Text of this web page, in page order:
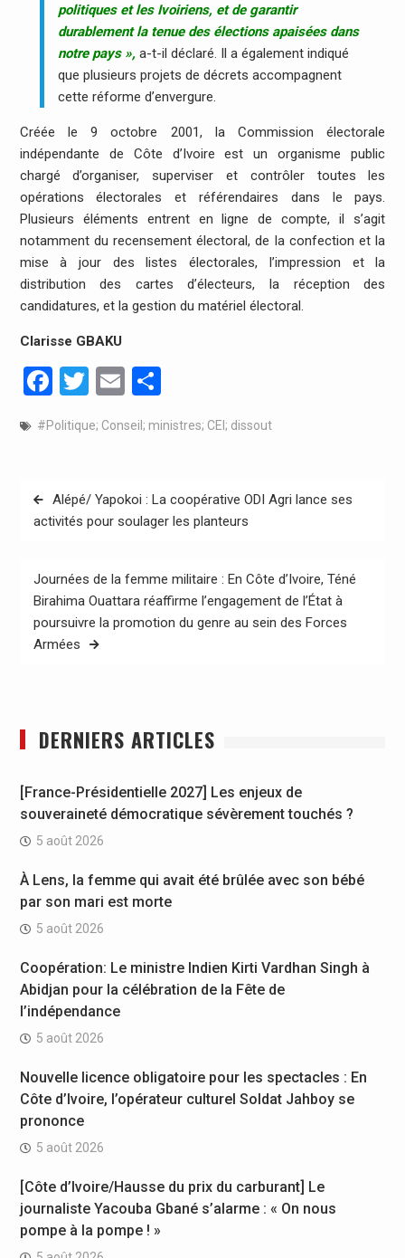
politiques et les Ivoiriens, et de garantir
durablement la tenue des élections apaisées dans
notre pays », a-t-il déclaré. Il a également indiqué
que plusieurs projets de décrets accompagnent
cette réforme d’envergure.
Créée le 9 octobre 2001, la Commission électorale
indépendante de Côte d’Ivoire est un organisme public
chargé d’organiser, superviser et contrôler toutes les
opérations électorales et référendaires dans le pays.
Plusieurs éléments entrent en ligne de compte, il s’agit
notamment du recensement électoral, de la confection et la
mise à jour des listes électorales, l’impression et la
distribution des cartes d’électeurs, la réception des
candidatures, et la gestion du matériel électoral.
Clarisse GBAKU
Facebook
Twitter
Email
#Politique; Conseil; ministres; CEI; dissout
Navigation
de
Alépé/ Yapokoi : La coopérative ODI Agri lance ses
activités pour soulager les planteurs
Journées de la femme militaire : En Côte d’Ivoire, Téné
Birahima Ouattara réaffirme l’engagement de l’État à
poursuivre la promotion du genre au sein des Forces
Armées
DERNIERS ARTICLES
[France-Présidentielle 2027] Les enjeux de
souveraineté démocratique sévèrement touchés ?
5 août 2026
À Lens, la femme qui avait été brûlée avec son bébé
par son mari est morte
5 août 2026
Coopération: Le ministre Indien Kirti Vardhan Singh à
Abidjan pour la célébration de la Fête de
l’indépendance
5 août 2026
Nouvelle licence obligatoire pour les spectacles : En
Côte d’Ivoire, l’opérateur culturel Soldat Jahboy se
prononce
5 août 2026
[Côte d’Ivoire/Hausse du prix du carburant] Le
journaliste Yacouba Gbané s’alarme : « On nous
pompe à la pompe ! »